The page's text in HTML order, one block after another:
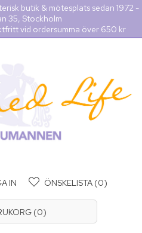
butik & mötesplats sedan 1972 -
35, Stockholm
vid ordersumma över 650 kr
IN ÖNSKELISTA (0)
(0)